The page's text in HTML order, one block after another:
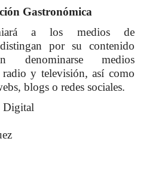
Gastronómica
a los medios de
por su contenido
denominarse medios
radio y televisión, así como
blogs o redes sociales.
Digital